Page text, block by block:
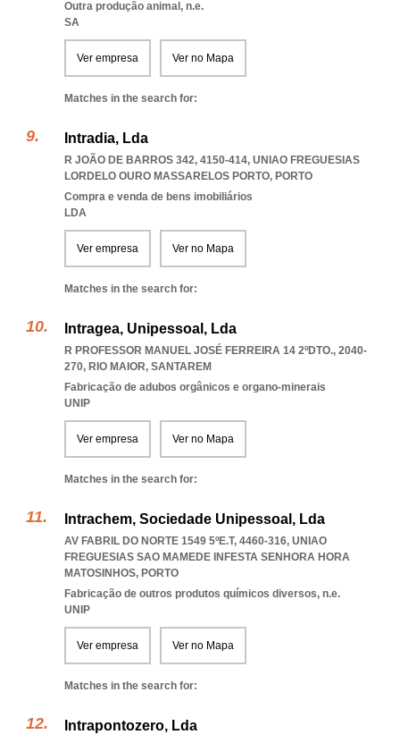
Outra produção animal, n.e.
SA
Ver empresa Ver no Mapa
Matches in the search for:
Intradia, Lda
R JOÃO DE BARROS 342, 4150-414, UNIAO FREGUESIAS
LORDELO OURO MASSARELOS PORTO, PORTO
Compra e venda de bens imobiliários
LDA
Ver empresa Ver no Mapa
Matches in the search for:
Intragea, Unipessoal, Lda
R PROFESSOR MANUEL JOSÉ FERREIRA 14 2ºDTO., 2040-
270, RIO MAIOR, SANTAREM
Fabricação de adubos orgânicos e organo-minerais
UNIP
Ver empresa Ver no Mapa
Matches in the search for:
Intrachem, Sociedade Unipessoal, Lda
AV FABRIL DO NORTE 1549 5ºE.T, 4460-316, UNIAO
FREGUESIAS SAO MAMEDE INFESTA SENHORA HORA
MATOSINHOS, PORTO
Fabricação de outros produtos químicos diversos, n.e.
UNIP
Ver empresa Ver no Mapa
Matches in the search for:
Intrapontozero, Lda